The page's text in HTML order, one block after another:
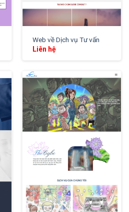
Web về Dịch vụ Tư vấn
Liên hệ
XEM THỬ